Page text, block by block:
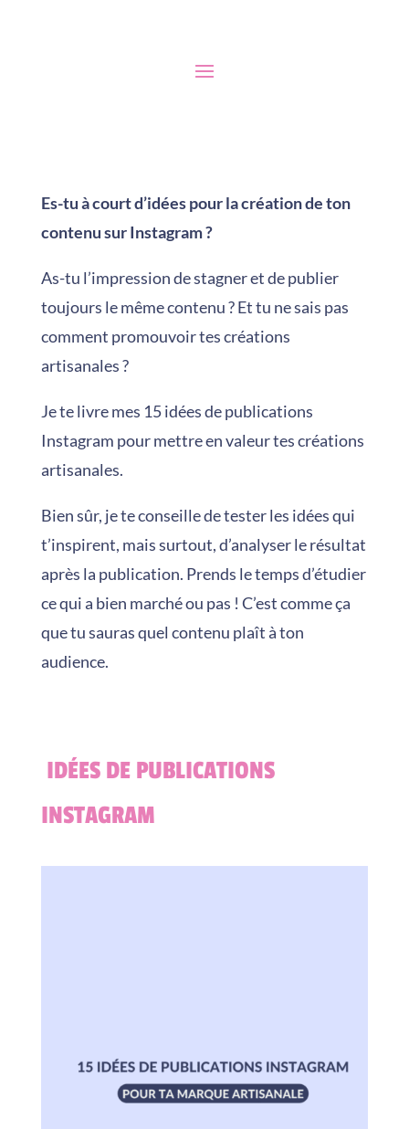
Es-tu à court d’idées pour la création de ton
contenu sur Instagram ?
As-tu l’impression de stagner et de publier
toujours le même contenu ? Et tu ne sais pas
comment promouvoir tes créations
artisanales ?
Je te livre mes 15 idées de publications
Instagram pour mettre en valeur tes créations
artisanales.
Bien sûr, je te conseille de tester les idées qui
t’inspirent, mais surtout, d’analyser le résultat
après la publication. Prends le temps d’étudier
ce qui a bien marché ou pas ! C’est comme ça
que tu sauras quel contenu plaît à ton
audience.
IDÉES DE PUBLICATIONS
INSTAGRAM